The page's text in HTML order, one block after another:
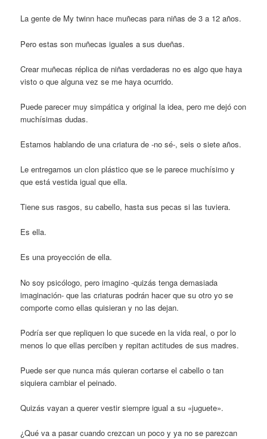
La gente de My twinn hace muñecas para niñas de 3 a 12 años.
Pero estas son muñecas iguales a sus dueñas.
Crear muñecas réplica de niñas verdaderas no es algo que haya
visto o que alguna vez se me haya ocurrido.
Puede parecer muy simpática y original la idea, pero me dejó con
muchísimas dudas.
Estamos hablando de una criatura de -no sé-, seis o siete años.
Le entregamos un clon plástico que se le parece muchísimo y
que está vestida igual que ella.
Tiene sus rasgos, su cabello, hasta sus pecas si las tuviera.
Es ella.
Es una proyección de ella.
No soy psicólogo, pero imagino -quizás tenga demasiada
imaginación- que las criaturas podrán hacer que su otro yo se
comporte como ellas quisieran y no las dejan.
Podría ser que repliquen lo que sucede en la vida real, o por lo
menos lo que ellas perciben y repitan actitudes de sus madres.
Puede ser que nunca más quieran cortarse el cabello o tan
siquiera cambiar el peinado.
Quizás vayan a querer vestir siempre igual a su «juguete».
¿Qué va a pasar cuando crezcan un poco y ya no se parezcan